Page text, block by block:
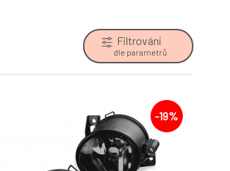
Filtrování
dle parametrů
-19%